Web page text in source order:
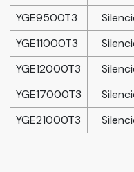
YGE9500T3
YGE11000T3
YGE12000T3
YGE17000T3
YGE21000T3